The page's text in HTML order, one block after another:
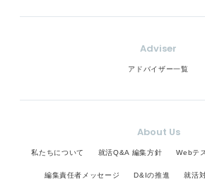
Adviser
アドバイザー一覧
About Us
私たちについて 就活Q&A 編集方針 Webテ
編集責任者メッセージ D&Iの推進 就活